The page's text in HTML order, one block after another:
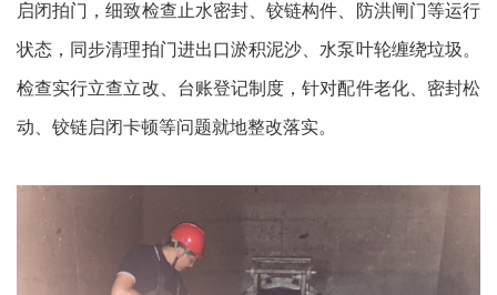
启闭拍门，细致检查止水密封、铰链构件、防洪闸门等运行
状态，同步清理拍门进出口淤积泥沙、水泵叶轮缠绕垃圾。
检查实行立查立改、台账登记制度，针对配件老化、密封松
动、铰链启闭卡顿等问题就地整改落实。